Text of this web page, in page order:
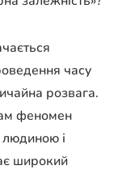
часу
розвага.
феномен
людиною і
широкий